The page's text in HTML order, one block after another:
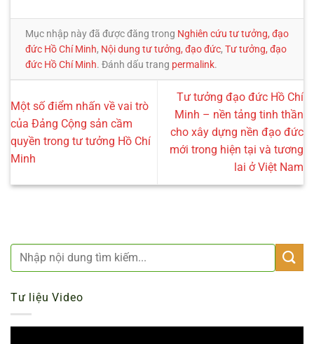
Mục nhập này đã được đăng trong Nghiên cứu tư tưởng, đạo
đức Hồ Chí Minh, Nội dung tư tưởng, đạo đức, Tư tưởng, đạo
đức Hồ Chí Minh. Đánh dấu trang permalink.
Một số điểm nhấn về vai trò
của Đảng Cộng sản cầm
quyền trong tư tưởng Hồ Chí
Minh
Tư tưởng đạo đức Hồ Chí
Minh – nền tảng tinh thần
cho xây dựng nền đạo đức
mới trong hiện tại và tương
lai ở Việt Nam
Tư liệu Video